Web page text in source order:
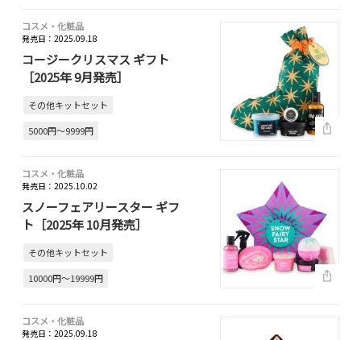
コスメ・化粧品
発売日：2025.09.18
コージークリスマス ギフト
［2025年 9月発売］
その他キットセット
5000円～9999円
コスメ・化粧品
発売日：2025.10.02
スノーフェアリースター ギフ
ト［2025年 10月発売］
その他キットセット
10000円～19999円
コスメ・化粧品
発売日：2025.09.18